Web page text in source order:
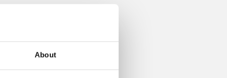
About